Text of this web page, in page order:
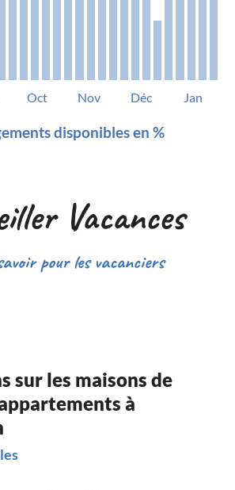
Oct Nov Déc Jan
disponibles en %
Vacances
pour les vacanciers
sur les maisons de
à